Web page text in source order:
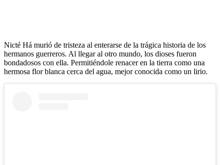
Nicté Há murió de tristeza al enterarse de la trágica historia de los
hermanos guerreros. Al llegar al otro mundo, los dioses fueron
bondadosos con ella. Permitiéndole renacer en la tierra como una
hermosa flor blanca cerca del agua, mejor conocida como un lirio.